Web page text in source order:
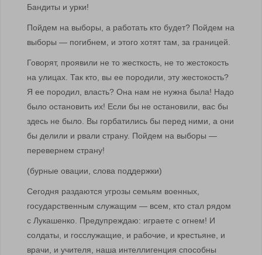
Бандиты и урки!
Пойдем на выборы, а работать кто будет? Пойдем на
выборы — погибнем, и этого хотят там, за границей.
Говорят, проявили не то жесткость, не то жестокость
на улицах. Так кто, вы ее породили, эту жестокость?
Я ее породил, власть? Она нам не нужна была! Надо
было остановить их! Если бы не остановили, вас бы
здесь не было. Вы горбатились бы перед ними, а они
бы делили и рвали страну. Пойдем на выборы —
перевернем страну!
(бурные овации, слова поддержки)
Сегодня раздаются угрозы семьям военных,
государственным служащим — всем, кто стал рядом
с Лукашенко. Предупреждаю: играете с огнем! И
солдаты, и госслужащие, и рабочие, и крестьяне, и
врачи, и учителя, наша интеллигенция способны